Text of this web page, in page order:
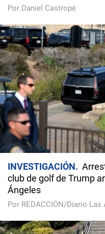
Por Daniel Castropé
INVESTIGACIÓN
club de golf de Trump
Ángeles
Por REDACCIÓN/Diario Las